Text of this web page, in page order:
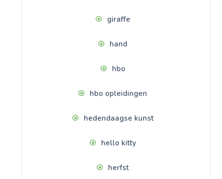
giraffe
hand
hbo
hbo opleidingen
hedendaagse kunst
hello kitty
herfst